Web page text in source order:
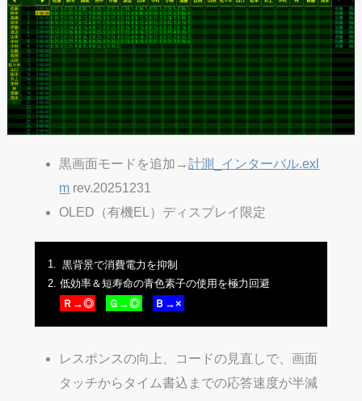
黒画面モードを追加→計測_インターバル.exl
m rev.20251231
OLED（有機EL）ディスプレイ限定
黒背景で消費電力を抑制
低効率＆短寿命の青色素子の使用を極力回避
Ｒ→◎
Ｇ→◎ Ｂ→×
レスポンスの向上、コードの見直しで、画面
タッチからタイム書込までの応答速度が半減